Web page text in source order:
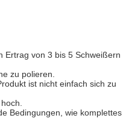
von 3 bis 5 Schweißern
zu polieren.
ist nicht einfach sich zu
Bedingungen, wie komplettes